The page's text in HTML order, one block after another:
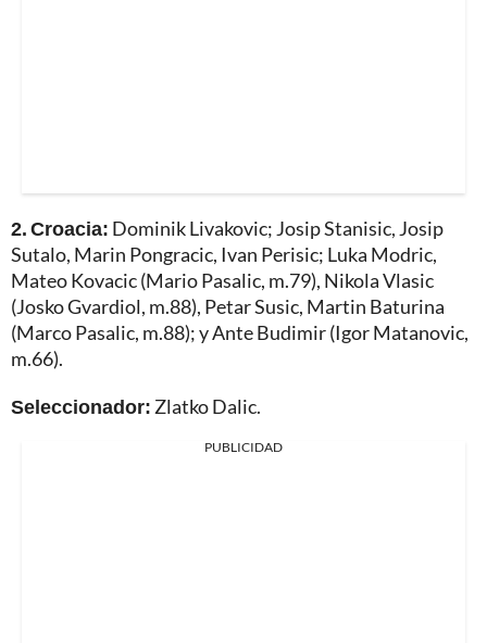
2. Croacia: Dominik Livakovic; Josip Stanisic, Josip
Sutalo, Marin Pongracic, Ivan Perisic; Luka Modric,
Mateo Kovacic (Mario Pasalic, m.79), Nikola Vlasic
(Josko Gvardiol, m.88), Petar Susic, Martin Baturina
(Marco Pasalic, m.88); y Ante Budimir (Igor Matanovic,
m.66).
Seleccionador: Zlatko Dalic.
PUBLICIDAD